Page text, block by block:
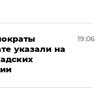
указали на
19:06